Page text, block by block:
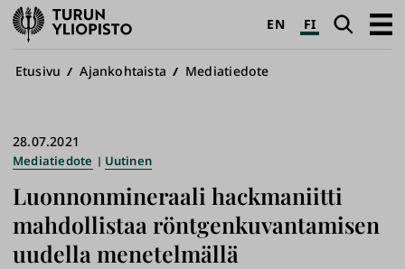
Turun
yliopisto
EN FI Haku
Avaa
Murupolku
Etusivu Ajankohtaista Mediatiedote
Luonnonmineraali hackmaniitti
mahdollistaa röntgenkuvantamisen
uudella menetelmällä
28.07.2021
Mediatiedote Uutinen